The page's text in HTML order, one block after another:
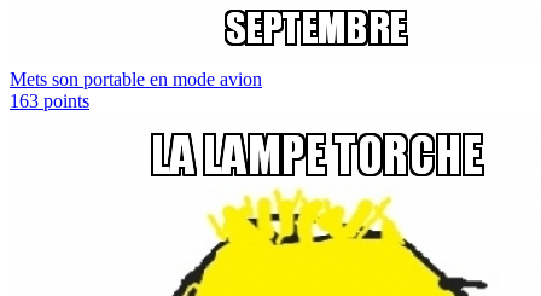
Mets son portable en mode avion
163 points